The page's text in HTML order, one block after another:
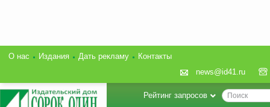
О нас Издания Дать рекламу
Контакты
news@id41.ru
Рейтинг запросов